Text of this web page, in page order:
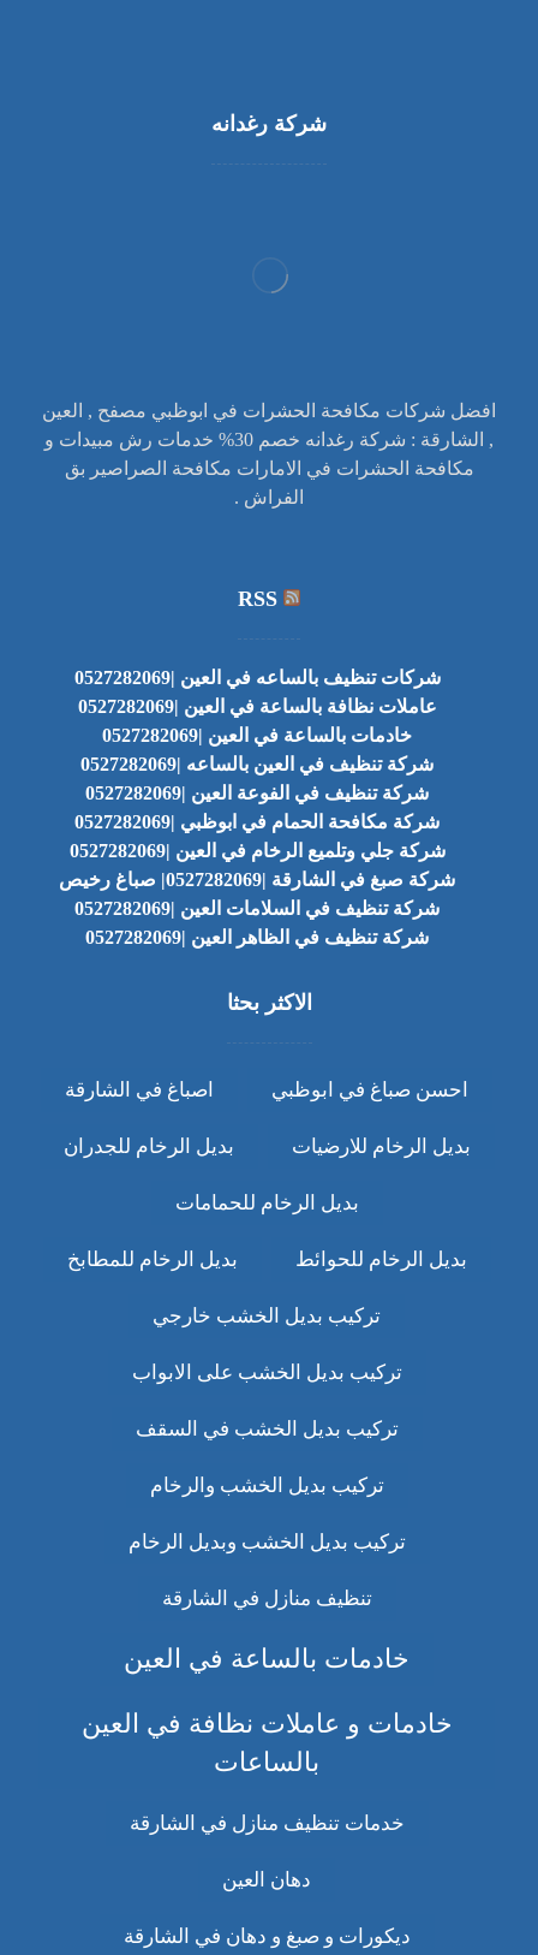
شركة رغدانه
افضل شركات مكافحة الحشرات في ابوظبي مصفح , العين
, الشارقة : شركة رغدانه خصم 30% خدمات رش مبيدات و
مكافحة الحشرات في الامارات مكافحة الصراصير بق
الفراش .
RSS
شركات تنظيف بالساعه في العين |0527282069
عاملات نظافة بالساعة في العين |0527282069
خادمات بالساعة في العين |0527282069
شركة تنظيف في العين بالساعه |0527282069
شركة تنظيف في الفوعة العين |0527282069
شركة مكافحة الحمام في ابوظبي |0527282069
شركة جلي وتلميع الرخام في العين |0527282069
شركة صبغ في الشارقة |0527282069| صباغ رخيص
شركة تنظيف في السلامات العين |0527282069
شركة تنظيف في الظاهر العين |0527282069
الاكثر بحثا
احسن صباغ في ابوظبي اصباغ في الشارقة
بديل الرخام للارضيات بديل الرخام للجدران
بديل الرخام للحمامات
بديل الرخام للحوائط بديل الرخام للمطابخ
تركيب بديل الخشب خارجي
تركيب بديل الخشب على الابواب
تركيب بديل الخشب في السقف
تركيب بديل الخشب والرخام
تركيب بديل الخشب وبديل الرخام
تنظيف منازل في الشارقة
خادمات بالساعة في العين
خادمات و عاملات نظافة في العين
بالساعات
خدمات تنظيف منازل في الشارقة
دهان العين
ديكورات و صبغ و دهان في الشارقة